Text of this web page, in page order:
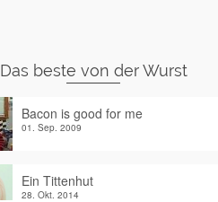
Das beste von der Wurst
Bacon is good for me
01. Sep. 2009
Ein Tittenhut
28. Okt. 2014